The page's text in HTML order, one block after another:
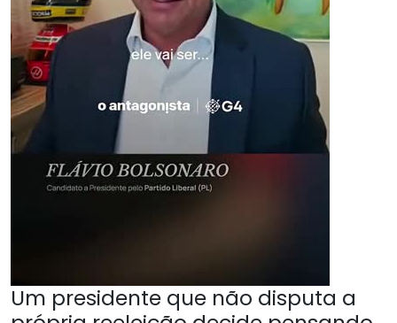
Um presidente que não disputa a